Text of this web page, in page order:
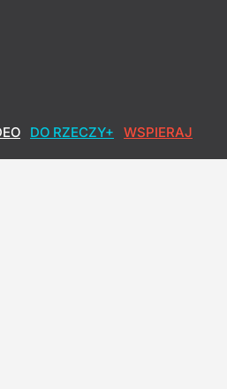
DO RZECZY+ WSPIERAJ
Prędzej mi ręka uschnie